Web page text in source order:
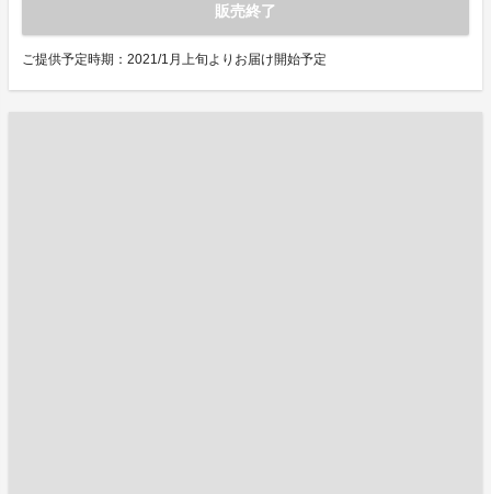
販売終了
ご提供予定時期：2021/1月上旬よりお届け開始予定